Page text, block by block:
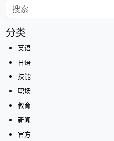
分类
英语
日语
技能
职场
教育
新闻
官方